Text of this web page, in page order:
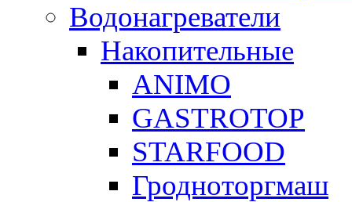
Водонагреватели
Накопительные
ANIMO
GASTROTOP
STARFOOD
Гродноторгмаш